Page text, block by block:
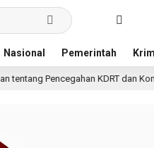
Nasional Pemerintah
dan Komunikasi Keluarga